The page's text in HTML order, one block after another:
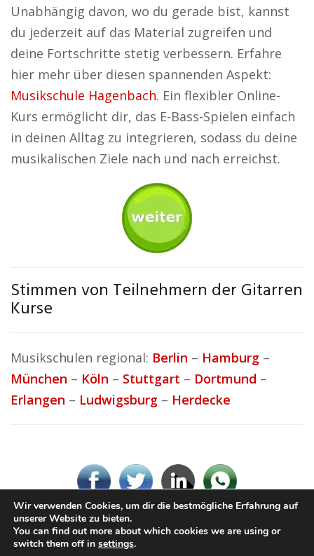
Unabhängig davon, wo du gerade bist, kannst
du jederzeit auf das Material zugreifen und
deine Fortschritte stetig verbessern. Erfahre
hier mehr über diesen spannenden Aspekt:
Musikschule Hagenbach. Ein flexibler Online-
Kurs ermöglicht dir, das E-Bass-Spielen einfach
in deinen Alltag zu integrieren, sodass du deine
musikalischen Ziele nach und nach erreichst.
Stimmen von Teilnehmern der Gitarren
Kurse
Musikschulen regional: Berlin – Hamburg –
München – Köln – Stuttgart – Dortmund –
Erlangen – Ludwigsburg – Herdecke
© Ton-Musikschule.de
Wir verwenden Cookies, um dir die bestmögliche Erfahrung auf
unserer Website zu bieten.
You can find out more about which cookies we are using or
switch them off in settings.